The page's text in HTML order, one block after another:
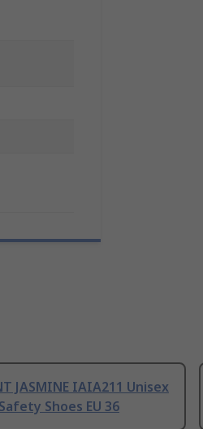
JASMINE IAIA211 Unisex
Shoes EU 36